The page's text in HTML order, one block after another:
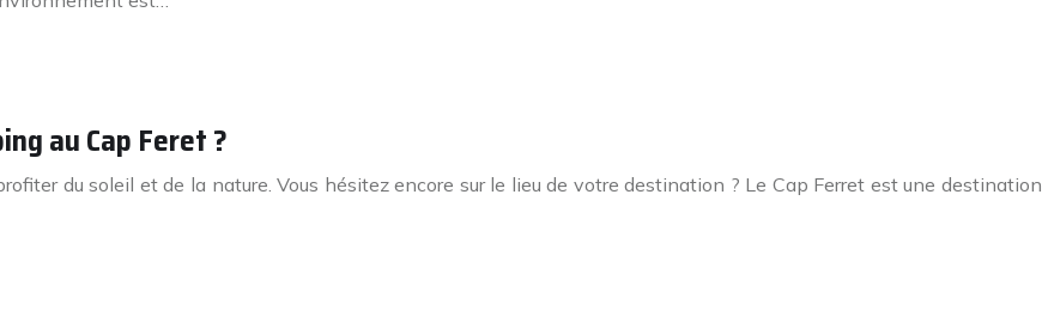
au Cap Feret ?
du soleil et de la nature. Vous hésitez encore sur le lieu de votre destination ? Le Cap Ferret est une destination